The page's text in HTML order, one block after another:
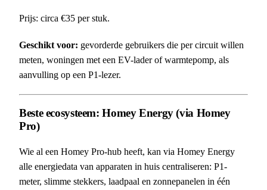
Prijs: circa €35 per stuk.
Geschikt voor: gevorderde gebruikers die per circuit willen
meten, woningen met een EV-lader of warmtepomp, als
aanvulling op een P1-lezer.
Beste ecosysteem: Homey Energy (via Homey
Pro)
Wie al een Homey Pro-hub heeft, kan via Homey Energy
alle energiedata van apparaten in huis centraliseren: P1-
meter, slimme stekkers, laadpaal en zonnepanelen in één